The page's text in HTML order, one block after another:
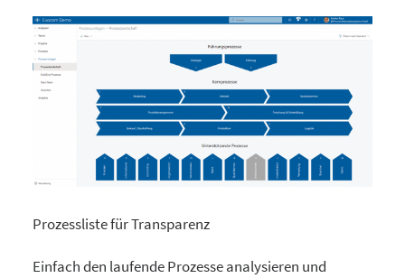
Prozessliste für Transparenz
Einfach den laufende Prozesse analysieren und